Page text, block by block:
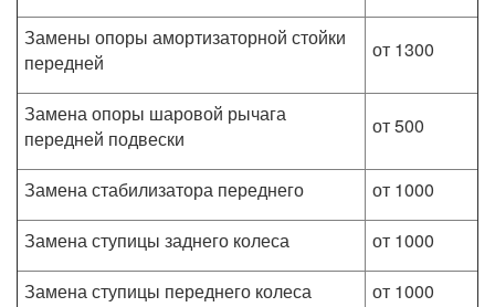
Замены опоры амортизаторной стойки
передней
от 1300
Замена опоры шаровой рычага
передней подвески
от 500
Замена стабилизатора переднего
от 1000
Замена ступицы заднего колеса
от 1000
Замена ступицы переднего колеса
от 1000